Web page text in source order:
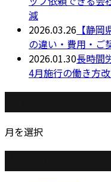
減
2026.03.26 【静
の違い・費用・ご
2026.01.30長時間
4月施行の働き方
月を選択